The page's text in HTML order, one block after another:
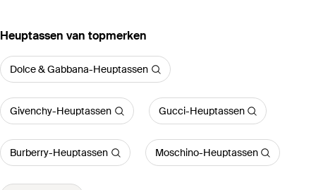
‪Heuptassen‬ van topmerken
Dolce & Gabbana-Heuptassen
Givenchy-Heuptassen Gucci-Heuptassen
Burberry-Heuptassen Moschino-Heuptassen